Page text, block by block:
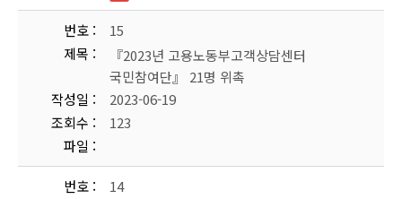
번호
15
제목
『2023년 고용노동부고객상담센터
국민참여단』 21명 위촉
작성일
2023-06-19
조회수
123
파일
번호
14